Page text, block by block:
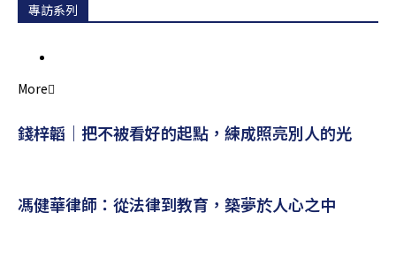
專訪系列
More
錢梓韜｜把不被看好的起點，練成照亮別人的光
馮健華律師：從法律到教育，築夢於人心之中